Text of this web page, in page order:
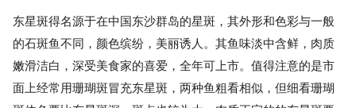
东星斑得名源于在中国东沙群岛的星斑，其外形和色彩与一般
的石斑鱼不同，颜色缤纷，美丽诱人。其鱼味淡中含鲜，肉质
嫩滑洁白，深受美食家的喜爱，全年可上市。值得注意的是市
面上经常用珊瑚斑冒充东星斑，两种鱼粗看相似，但细看珊瑚